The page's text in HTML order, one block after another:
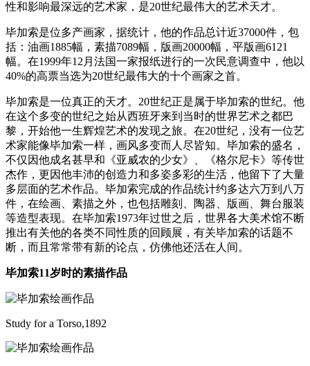
性和影响最深远的艺术家，是20世纪最伟大的艺术天才。
毕加索是位多产画家，据统计，他的作品总计近37000件，包
括：油画1885幅，素描7089幅，版画20000幅，平版画6121
幅。在1999年12月法国一家报纸进行的一次民意调查中，他以
40%的高票当选为20世纪最伟大的十个画家之首。
毕加索是一位真正的天才。20世纪正是属于毕加索的世纪。他
在这个多变的世纪之始从西班牙来到当时的世界艺术之都巴
黎，开始他一生辉煌艺术的发现之旅。在20世纪，没有一位艺
术家能像毕加索一样，画风多变而人尽皆知。毕加索的盛名，
不仅因他成名甚早和《亚威农的少女》、《格尔尼卡》等传世
杰作，更因他丰沛的创造力和多姿多彩的生活，他留下了大量
多层面的艺术作品。毕加索完成的作品统计约多达六万到八万
件，在绘画、素描之外，也包括雕刻、陶器、版画、舞台服装
等造型表现。在毕加索1973年过世之后，世界各大美术馆不断
推出有关他的各类不同性质的回顾展，有关毕加索的话题不
断，而且常常带有新的论点，仿佛他还活在人间。
毕加索11岁时的素描作品
Study for a Torso,1892